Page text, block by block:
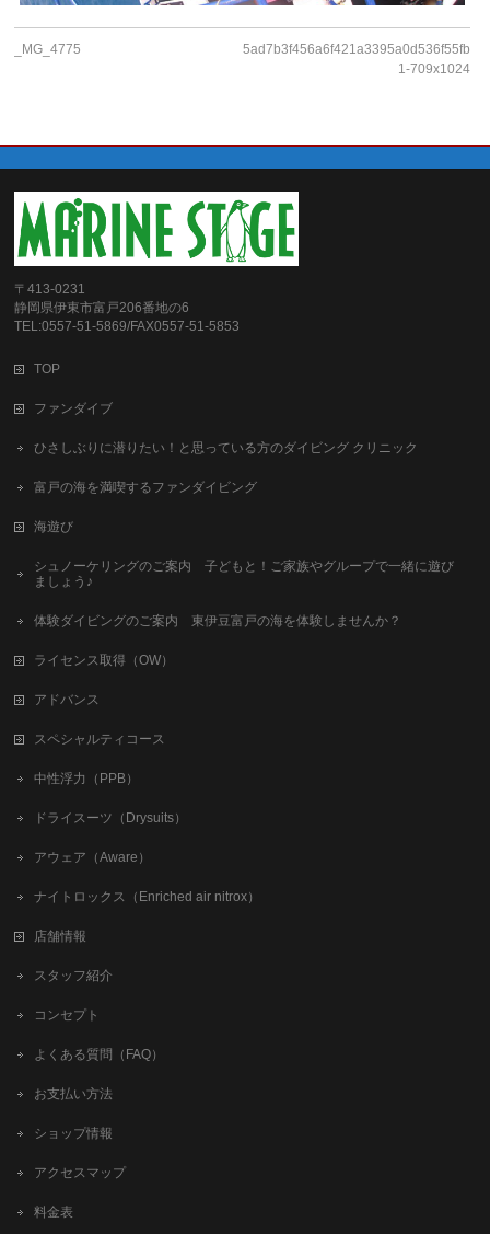
_MG_4775
5ad7b3f456a6f421a3395a0d536f55fb-
1-709x1024
〒413-0231
静岡県伊東市富戸206番地の6
TEL:0557-51-5869/FAX0557-51-5853
TOP
ファンダイブ
ひさしぶりに潜りたい！と思っている方のダイビング クリニック
富戸の海を満喫するファンダイビング
海遊び
シュノーケリングのご案内 子どもと！ご家族やグループで一緒に遊び
ましょう♪
体験ダイビングのご案内 東伊豆富戸の海を体験しませんか？
ライセンス取得（OW）
アドバンス
スペシャルティコース
中性浮力（PPB）
ドライスーツ（Drysuits）
アウェア（Aware）
ナイトロックス（Enriched air nitrox）
店舗情報
スタッフ紹介
コンセプト
よくある質問（FAQ）
お支払い方法
ショップ情報
アクセスマップ
料金表